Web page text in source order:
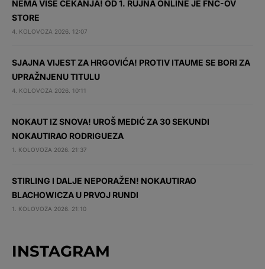
NEMA VIŠE ČEKANJA! OD 1. RUJNA ONLINE JE FNC-OV
STORE
4. KOLOVOZA 2026. 12:07
SJAJNA VIJEST ZA HRGOVIĆA! PROTIV ITAUME SE BORI ZA
UPRAŽNJENU TITULU
4. KOLOVOZA 2026. 10:11
NOKAUT IZ SNOVA! UROŠ MEDIĆ ZA 30 SEKUNDI
NOKAUTIRAO RODRIGUEZA
1. KOLOVOZA 2026. 21:37
STIRLING I DALJE NEPORAŽEN! NOKAUTIRAO
BLACHOWICZA U PRVOJ RUNDI
1. KOLOVOZA 2026. 21:10
INSTAGRAM